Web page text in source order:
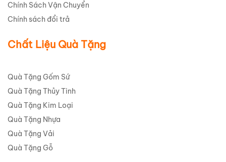
Chính Sách Vận Chuyển
Chính sách đổi trả
Chất Liệu Quà Tặng
Quà Tặng Gốm Sứ
Quà Tặng Thủy Tinh
Quà Tặng Kim Loại
Quà Tặng Nhựa
Quà Tặng Vải
Quà Tặng Gỗ